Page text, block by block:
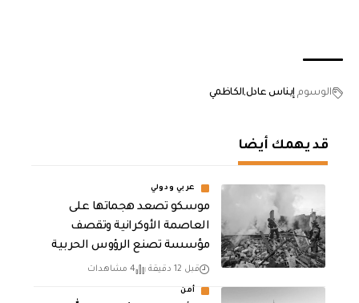
الوسوم إيناس عادلالكاظمي
قد يهمك أيضا
عربي ودولي
موسكو تصعد هجماتها على
العاصمة الأوكرانية وتقصف
مؤسسة تصنع الرؤوس الحربية
قبل 12 دقيقة 4 مشاهدات
أمن